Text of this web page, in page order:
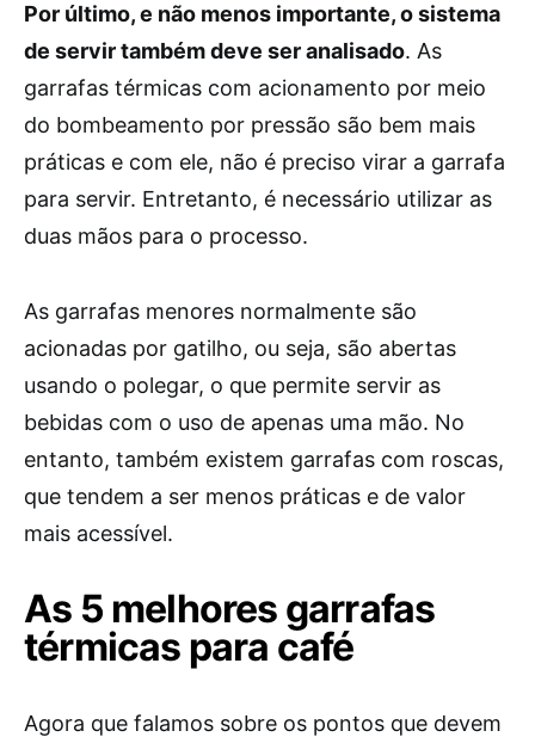
Por último, e não menos importante, o sistema
de servir também deve ser analisado. As
garrafas térmicas com acionamento por meio
do bombeamento por pressão são bem mais
práticas e com ele, não é preciso virar a garrafa
para servir. Entretanto, é necessário utilizar as
duas mãos para o processo.
As garrafas menores normalmente são
acionadas por gatilho, ou seja, são abertas
usando o polegar, o que permite servir as
bebidas com o uso de apenas uma mão. No
entanto, também existem garrafas com roscas,
que tendem a ser menos práticas e de valor
mais acessível.
As 5 melhores garrafas
térmicas para café
Agora que falamos sobre os pontos que devem